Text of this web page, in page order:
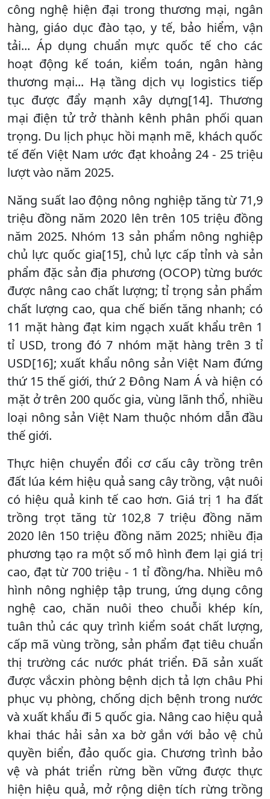
công nghệ hiện đại trong thương mại, ngân
hàng, giáo dục đào tạo, y tế, bảo hiểm, vận
tải... Áp dụng chuẩn mực quốc tế cho các
hoạt động kế toán, kiểm toán, ngân hàng
thương mại... Hạ tầng dịch vụ logistics tiếp
tục được đẩy mạnh xây dựng[14]. Thương
mại điện tử trở thành kênh phân phối quan
trọng. Du lịch phục hồi mạnh mẽ, khách quốc
tế đến Việt Nam ước đạt khoảng 24 - 25 triệu
lượt vào năm 2025.
Năng suất lao động nông nghiệp tăng từ 71,9
triệu đồng năm 2020 lên trên 105 triệu đồng
năm 2025. Nhóm 13 sản phẩm nông nghiệp
chủ lực quốc gia[15], chủ lực cấp tỉnh và sản
phẩm đặc sản địa phương (OCOP) từng bước
được nâng cao chất lượng; tỉ trọng sản phẩm
chất lượng cao, qua chế biến tăng nhanh; có
11 mặt hàng đạt kim ngạch xuất khẩu trên 1
tỉ USD, trong đó 7 nhóm mặt hàng trên 3 tỉ
USD[16]; xuất khẩu nông sản Việt Nam đứng
thứ 15 thế giới, thứ 2 Đông Nam Á và hiện có
mặt ở trên 200 quốc gia, vùng lãnh thổ, nhiều
loại nông sản Việt Nam thuộc nhóm dẫn đầu
thế giới.
Thực hiện chuyển đổi cơ cấu cây trồng trên
đất lúa kém hiệu quả sang cây trồng, vật nuôi
có hiệu quả kinh tế cao hơn. Giá trị 1 ha đất
trồng trọt tăng từ 102,8 7 triệu đồng năm
2020 lên 150 triệu đồng năm 2025; nhiều địa
phương tạo ra một số mô hình đem lại giá trị
cao, đạt từ 700 triệu - 1 tỉ đồng/ha. Nhiều mô
hình nông nghiệp tập trung, ứng dụng công
nghệ cao, chăn nuôi theo chuỗi khép kín,
tuân thủ các quy trình kiểm soát chất lượng,
cấp mã vùng trồng, sản phẩm đạt tiêu chuẩn
thị trường các nước phát triển. Đã sản xuất
được vắcxin phòng bệnh dịch tả lợn châu Phi
phục vụ phòng, chống dịch bệnh trong nước
và xuất khẩu đi 5 quốc gia. Nâng cao hiệu quả
khai thác hải sản xa bờ gắn với bảo vệ chủ
quyền biển, đảo quốc gia. Chương trình bảo
vệ và phát triển rừng bền vững được thực
hiện hiệu quả, mở rộng diện tích rừng trồng